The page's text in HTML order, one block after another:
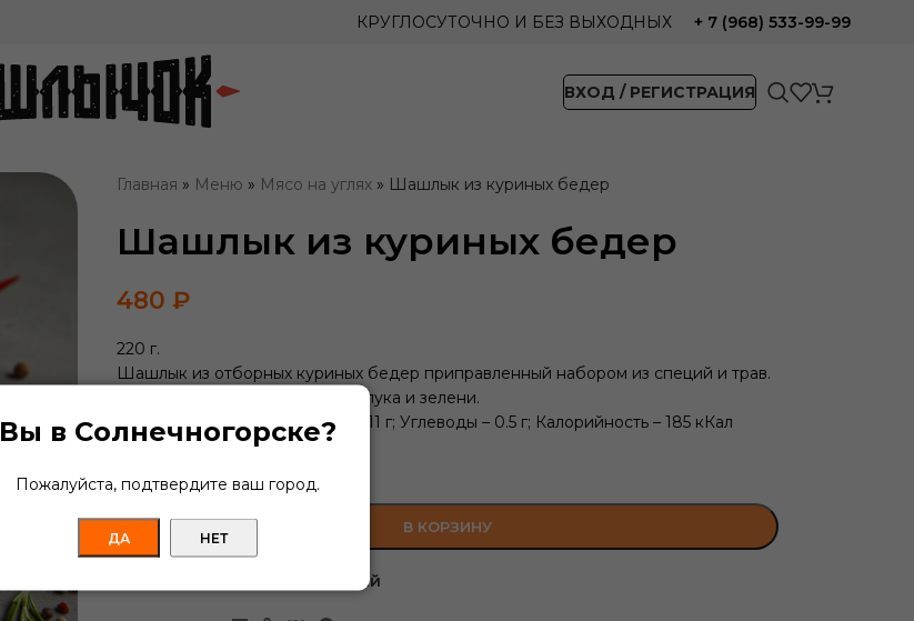
КРУГЛОСУТОЧНО И БЕЗ ВЫХОДНЫХ + 7 (968) 533-99-99
ВХОД / РЕГИСТРАЦИЯ
Главная » Меню » Мясо на углях» Шашлык из куриных бедер
Шашлык из куриных бедер
480 ₽
220 г.
Шашлык из отборных куриных бедер приправленный набором из специй и трав.
Подается на лаваше с миксом лука и зелени.
На 100 г. Белки – 21.3 г; Жиры – 11 г; Углеводы – 0.5 г; Калорийность – 185 кКал
- +
В КОРЗИНУ
Добавить в список желаний
Вы в Солнечногорске?
Пожалуйста, подтвердите ваш город.
ДА НЕТ